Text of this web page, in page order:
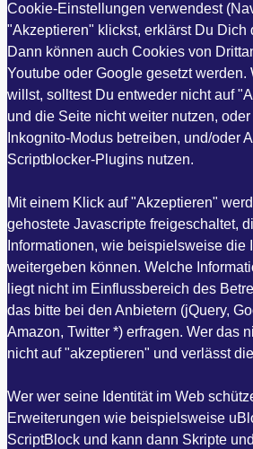
Cookie-Einstellungen verwendest
"Akzeptieren" klickst, erklärst Du Dich
Dann können auch Cookies von
Youtube oder Google gesetzt werden.
willst, solltest Du entweder nicht auf
und die Seite nicht weiter nutzen,
Inkognito-Modus betreiben, und/oder
Scriptblocker-Plugins nutzen.
Mit einem Klick auf "Akzeptieren"
gehostete Javascripte freigeschaltet,
Informationen, wie beispielsweise die
weitergeben können. Welche
liegt nicht im Einflussbereich des
das bitte bei den Anbietern (jQuery,
Amazon, Twitter *) erfragen. Wer das
nicht auf "akzeptieren" und verlässt
Wer wer seine Identität im Web
Erweiterungen wie beispielsweise
ScriptBlock und kann dann Skripte